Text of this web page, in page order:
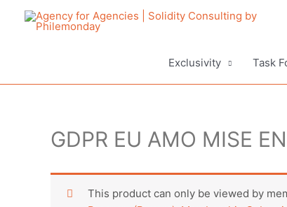
Exclusivity
Task
GDPR EU AMO MISE
This product can only be viewed by